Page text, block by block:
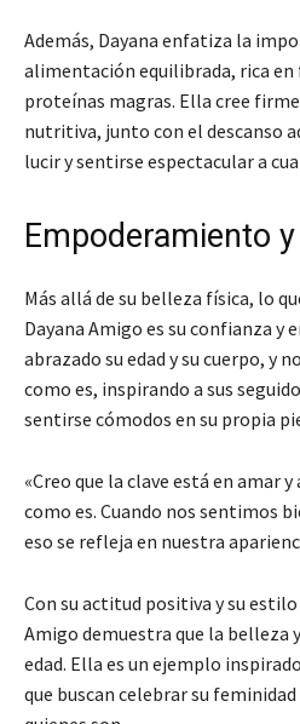
Además, Dayana enfatiza la
alimentación equilibrada, rica en
proteínas magras. Ella cree
nutritiva, junto con el descanso
lucir y sentirse espectacular a
Empoderamiento
Más allá de su belleza física, lo
Dayana Amigo es su confianza y
abrazado su edad y su cuerpo, y
como es, inspirando a sus
sentirse cómodos en su propia
«Creo que la clave está en amar
como es. Cuando nos sentimos
eso se refleja en nuestra
Con su actitud positiva y su estilo
Amigo demuestra que la belleza
edad. Ella es un ejemplo
que buscan celebrar su